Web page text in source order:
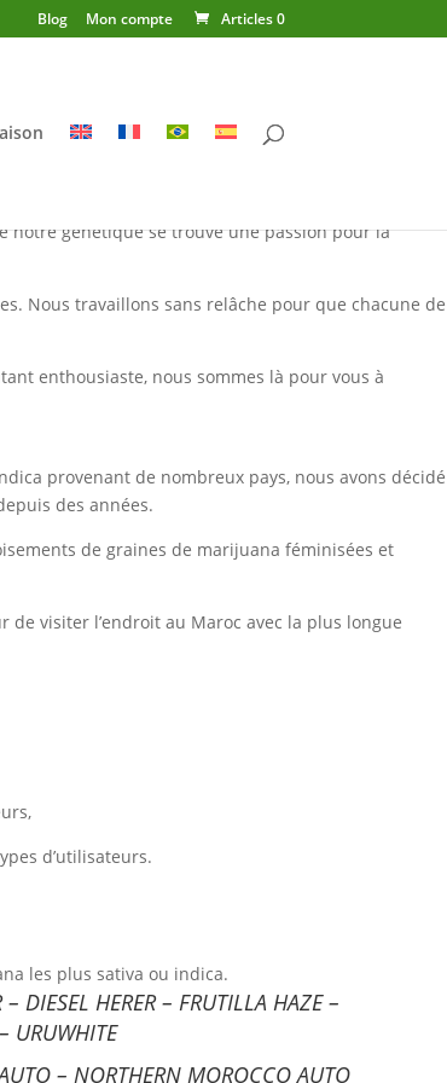
Blog Mon compte Articles 0
notre génétique se trouve une passion pour la
Nous travaillons sans relâche pour que chacune de
enthousiaste, nous sommes là pour vous à
provenant de nombreux pays, nous avons décidé
des années.
de graines de marijuana féminisées et
visiter l’endroit au Maroc avec la plus longue
d’utilisateurs.
les plus sativa ou indica.
DIESEL HERER – FRUTILLA HAZE –
URUWHITE
– NORTHERN MOROCCO AUTO